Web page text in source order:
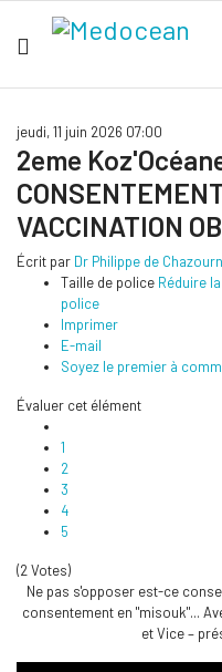
jeudi, 11 juin 2026 07:00
2eme
VACCINATION
Écrit par Dr Philippe de
Taille de police Réduire
police
Imprimer
E-mail
Soyez le premier à
Évaluer cet élément
1
2
3
4
5
(2 Votes)
Ne pas s'opposer est-ce
consentement en "misouk"...
et Vice –